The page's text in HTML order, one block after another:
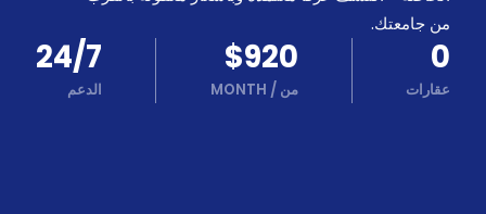
أصدقائك
اكسب
كن
شريكا
من جامعتك.
0
عقارات
$920
من /
MONTH
24/7
الدعم